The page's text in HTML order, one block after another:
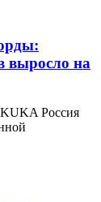
выросло на
KUKA Россия